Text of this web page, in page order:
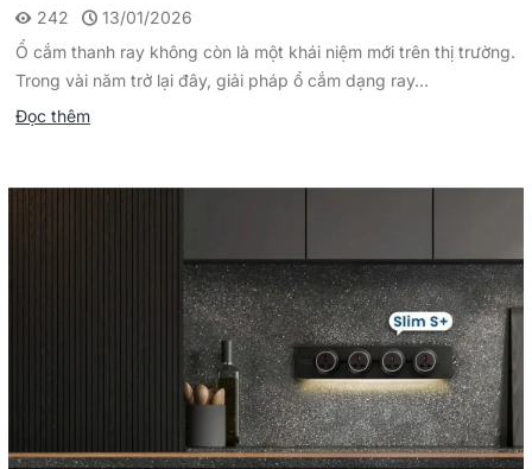
242
13/01/2026
Ổ cắm thanh ray không còn là một khái niệm mới trên thị trường.
Trong vài năm trở lại đây, giải pháp ổ cắm dạng ray...
Đọc thêm